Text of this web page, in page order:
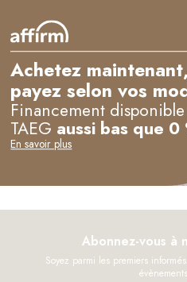
Achetez maintenant,
payez selon vos
Financement
TAEG aussi bas que 0
En savoir plus
Abonnez-vous à
Soyez parmi les premiers